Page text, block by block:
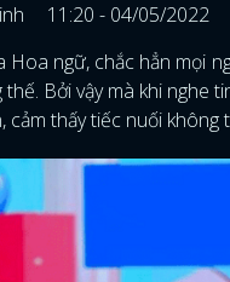
11:20 - 04/05/2022
Hoa ngữ, chắc hẳn mọi
thế. Bởi vậy mà khi nghe
cảm thấy tiếc nuối không